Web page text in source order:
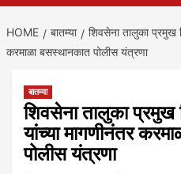
HOME बातम्या
शिवसेना तालुका प्रमुख
करमाळा बसस्थानकात पोलीस यंत्रणा
बातम्या
शिवसेना तालुका प्रमुख
यांच्या मागणीनंतर
पोलीस यंत्रणा